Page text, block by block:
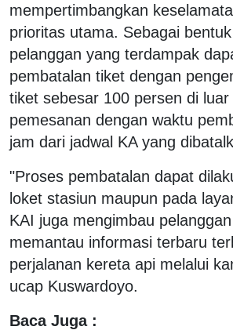
mempertimbangkan
prioritas utama. Sebagai
pelanggan yang terdampak
pembatalan tiket dengan
tiket sebesar 100 persen di luar
pemesanan dengan waktu
jam dari jadwal KA yang
"Proses pembatalan dapat
loket stasiun maupun pada
KAI juga mengimbau
memantau informasi terbaru
perjalanan kereta api melalui
ucap Kuswardoyo.
Baca Juga :